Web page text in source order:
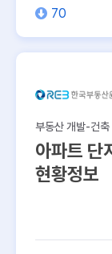
70
부동산 개발-건축
아파트 단
현황정보